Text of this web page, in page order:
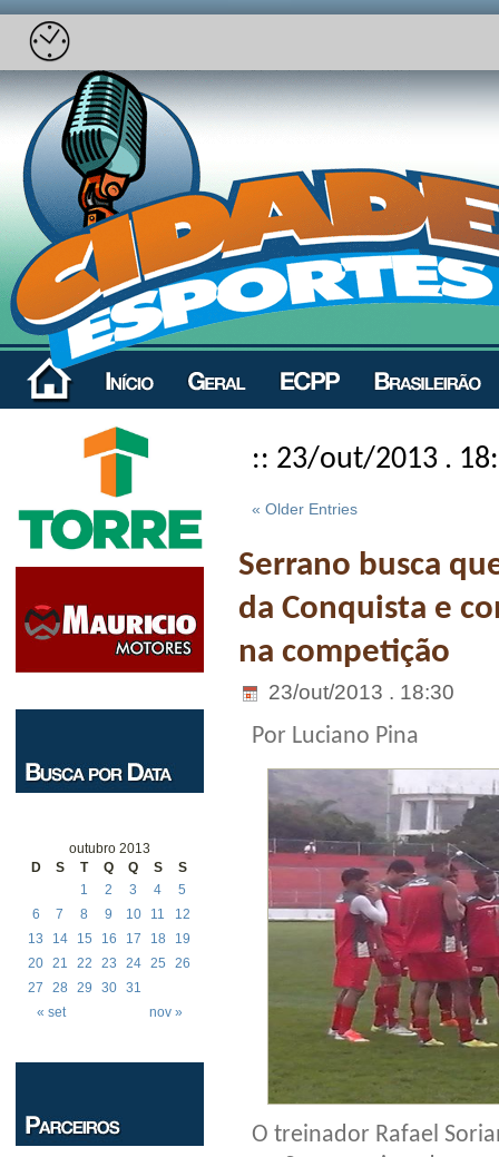
outubro 2013
D
S T Q Q S S
« set nov »
1 2 3 4
5
6
7 8 9 10 11
12
13
14 15 16 17 18
19
20 21 22 23 24 25
26
27
28 29 30 31
:: 23/out/2013 .
« Older Entries
Serrano busca
da Conquista e
na competição
23/out/2013 . 18:30
Por Luciano Pina
O treinador Rafael